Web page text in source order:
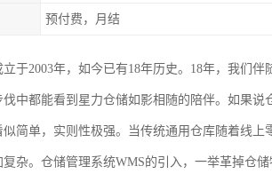
预付费，月结
立于2003年，如今已有18年历史。18年，我们
中都能看到星力仓储如影相随的陪伴。如果说
似简单，实则性极强。当传统通用仓库随着线
杂。仓储管理系统WMS的引入，一举革掉仓